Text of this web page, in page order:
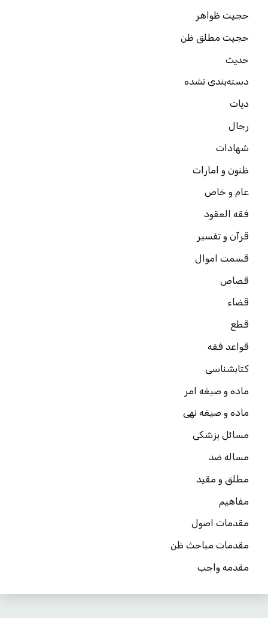
حجیت ظواهر
حجیت مطلق ظن
حدیث
دسته‌بندی نشده
دیات
رجال
شهادات
ظنون و امارات
عام و خاص
فقه العقود
قرآن و تفسیر
قسمت اموال
قصاص
قضاء
قطع
قواعد فقه
کتابشناسی
ماده و صیغه امر
ماده و صیغه نهی
مسائل پزشکی
مساله ضد
مطلق و مقید
مفاهیم
مقدمات اصول
مقدمات مباحث ظن
مقدمه واجب